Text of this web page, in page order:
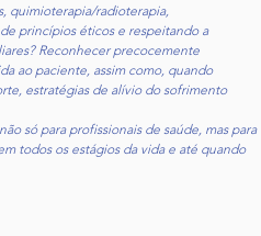
quimioterapia/radioterapia,
princípios éticos e respeitando a
Reconhecer precocemente
ao paciente, assim como, quando
estratégias de alívio do sofrimento
só para profissionais de saúde, mas para
todos os estágios da vida e até quando